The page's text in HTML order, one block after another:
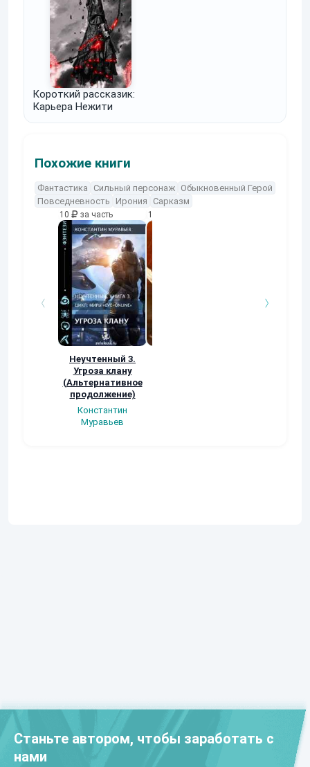
Короткий рассказик:
Карьера Нежити
Похожие книги
Фантастика Сильный персонаж Обыкновенный Герой
Повседневность
Ирония Сарказм
10 за часть
Неучтенный 3.
Угроза клану
(Альтернативное
продолжение)
Константин
Муравьев
10
Станьте автором, чтобы заработать с
нами